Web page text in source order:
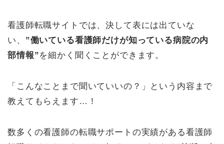
看護師転職サイトでは、決して表には出ていな
い、 ”働いている看護師だけが知っている病院の内
部情報”を細かく聞くことができます。
「こんなことまで聞いていいの？」という内容まで
教えてもらえます…！
数多くの看護師の転職サポートの実績がある看護師